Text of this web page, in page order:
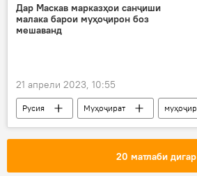
Дар Маскав марказҳои санҷиши
малака барои муҳоҷирон боз
мешаванд
21 апрели 2023, 10:55
Русия Муҳоҷират
муҳоҷир
Дар Тоҷикистон
Ӯзбекистон
20 матлаби дигар